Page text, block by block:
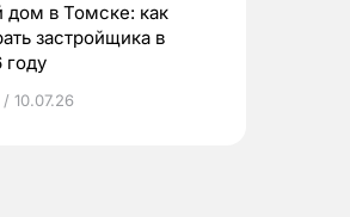
дом в Томске: как
застройщика в
году
/ 10.07.26